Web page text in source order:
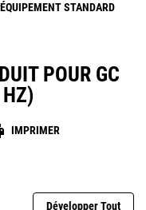
ÉQUIPEMENT STANDARD
POUR GC
IMPRIMER
Développer Tout